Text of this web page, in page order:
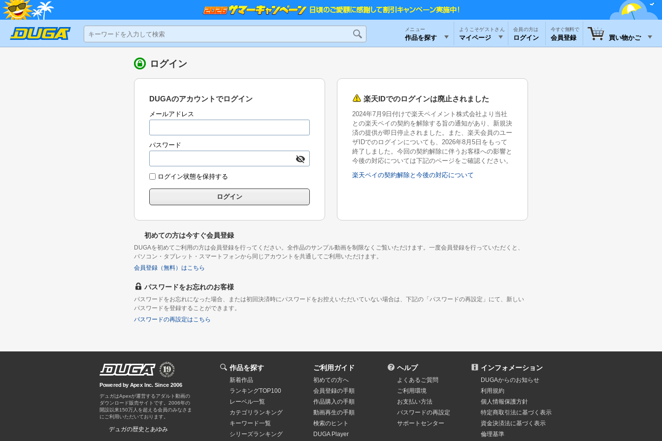
メニュー
作品を探す
ようこそゲストさん
マイページ ログイン
今すぐ無料で
会員登録 買い物かご
ログイン
DUGAのアカウントでログイン
メールアドレス
パスワード
ログイン状態を保持する
楽天IDでのログインは廃止されました
2024年7月9日付けで楽天ペイメント株式会社より当社
との楽天ペイの契約を解除する旨の通知があり、新規決
済の提供が即日停止されました。また、楽天会員のユー
ザIDでのログインについても、2026年8月5日をもって
終了しました。今回の契約解除に伴うお客様への影響と
今後の対応については下記のページをご確認ください。
楽天ペイの契約解除と今後の対応について
初めての方は今すぐ会員登録
DUGAを初めてご利用の方は会員登録を行ってください。全作品のサンプル動画を制限なくご覧いただけます。一度会員登録を行っていただくと、
パソコン・タブレット・スマートフォンから同じアカウントを共通してご利用いただけます。
会員登録（無料）はこちら
パスワードをお忘れのお客様
パスワードをお忘れになった場合、または初回決済時にパスワードをお控えいただいていない場合は、下記の「パスワードの再設定」にて、新しい
パスワードを登録することができます。
パスワードの再設定はこちら
Powered by Apex Inc. Since 2006
デュガはApexが運営するアダルト動画の
ダウンロード販売サイトです。
デュガの歴史とあゆみ
作品を探す
新着作品
ランキングTOP100
レーベル一覧
カテゴリランキング
キーワード一覧
シリーズランキング
ご利用ガイド
初めての方へ
会員登録の手順
作品購入の手順
動画再生の手順
検索のヒント
DUGA Player
ヘルプ
よくあるご質問
ご利用環境
お支払い方法
パスワードの再設定
サポートセンター
インフォメーション
DUGAからのお知らせ
利用規約
個人情報保護方針
特定商取引法に基づく表示
資金決済法に基づく表示
倫理基準